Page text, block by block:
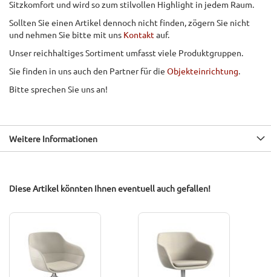
Sitzkomfort und wird so zum stilvollen Highlight in jedem Raum.
Sollten Sie einen Artikel dennoch nicht finden, zögern Sie nicht
und nehmen Sie bitte mit uns Kontaktauf.
Unser reichhaltiges Sortiment umfasst viele Produktgruppen.
Sie finden in uns auch den Partner für die Objekteinrichtung.
Bitte sprechen Sie uns an!
Weitere Informationen
Diese Artikel könnten Ihnen eventuell auch gefallen!